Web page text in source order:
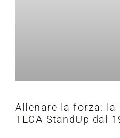
Allenare la forza: la
TECA StandUp dal